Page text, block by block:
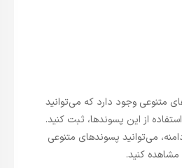
متنوعی وجود دارد که می‌توانید
از این پسوندها، ثبت کنید.
می‌توانید پسوندهای متنوعی
مشاهده کنید.